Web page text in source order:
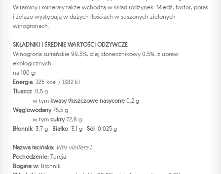
Witaminy i minerały także wchodzą w skład rodzynek. Miedź, fosfor, potas
i żelazo występują w dużych ilościach w suszonych zielonych
winogronach.
SKŁADNIKI I ŚREDNIE WARTOŚCI ODŻYWCZE
Winogrona sułtańskie 99,5%, olej słonecznikowy 0,5%, z upraw
ekologicznych
na 100 g:
Energia 326 kcal / 1382 kJ
Tłuszcz 0,5 g
w tym kwasy tłuszczowe nasycone 0,2 g
Węglowodany75,5 g
w tym cukry72,8 g
Błonnik 3,7 g Białko 3,1 g Sól 0,025 g
Nazwa łacińska: Vitis vinifera L.
Pochodzenie: Turcja
Bogate w: Błonnik